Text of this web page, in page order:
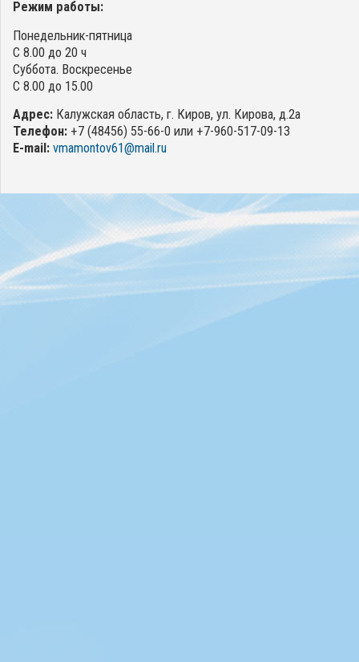
Режим работы:
Понедельник-пятница
С 8.00 до 20 ч
Суббота. Воскресенье
С 8.00 до 15.00
Адрес: Калужская область, г. Киров, ул. Кирова, д.2а
Телефон: +7 (48456) 55-66-0 или +7-960-517-09-13
E-mail: vmamontov61@mail.ru